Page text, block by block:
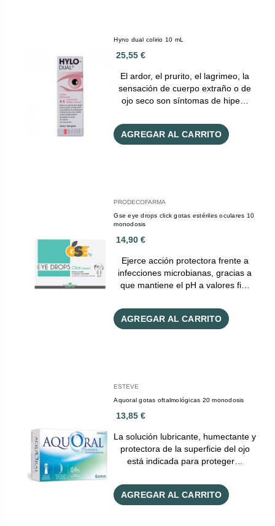
Hyno dual colirio 10 mL
25,55 €
El ardor, el prurito, el lagrimeo, la
sensación de cuerpo extraño o de
ojo seco son síntomas de hipe…
AGREGAR AL CARRITO
PRODECOFARMA
Gse eye drops click gotas estériles oculares 10
monodosis
14,90 €
Ejerce acción protectora frente a
infecciones microbianas, gracias a
que mantiene el pH a valores fi…
AGREGAR AL CARRITO
ESTEVE
Aquoral gotas oftalmológicas 20 monodosis
13,85 €
La solución lubricante, humectante y
protectora de la superficie del ojo
está indicada para proteger…
AGREGAR AL CARRITO